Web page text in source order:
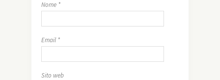
Nome *
Email *
Sito web